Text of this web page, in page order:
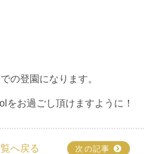
の登園になります。
をお過ごし頂けますように！
へ戻る 次の記事